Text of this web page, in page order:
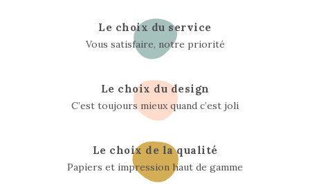
Le choix du service
Vous satisfaire, notre priorité
Le choix du design
C’est toujours mieux quand c’est joli
Le choix de la qualité
Papiers et impression haut de gamme